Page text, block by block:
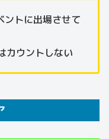
ントに出場させて
カウントしない